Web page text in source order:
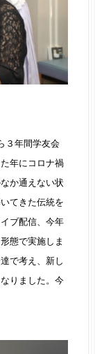
３年間学友会
年にコロナ禍
か通えない状
てきた伝統を
ブ配信、今年
態で実施しま
で考え、新し
りました。今